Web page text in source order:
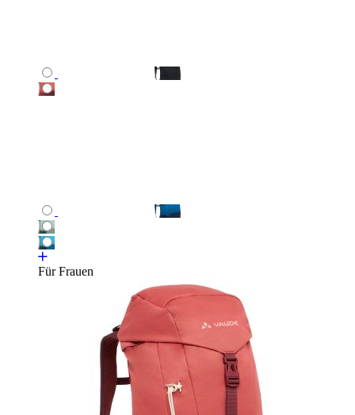
Für Frauen